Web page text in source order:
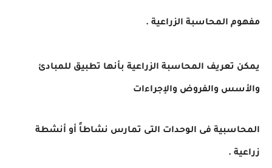
مفهوم المحاسبة الزراعية .
يمكن تعريف المحاسبة الزراعية بأنها تطبيق للمبادئ
والأسس والفروض والإجراءات
المحاسبية فى الوحدات التى تمارس نشاطاً أو أنشطة
زراعية .